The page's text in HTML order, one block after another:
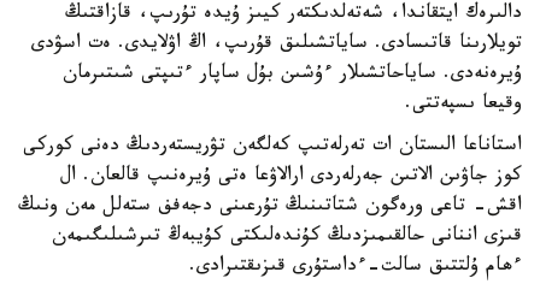
دالىرەك ايتقاندا، شەتەلدىكتەر كيىز ۇيدە تۇرىپ، قازاقتىڭ
تويلارىنا قاتىسادى. ساياتشىلىق قۇرىپ، اڭ اۋلايدى. ەت اسۋدى
ۇيرەنەدى. ساياحاتشىلار ءۇشىن بۇل ساپار ءتىپتى شىتىرمان
وقيعا ىسپەتتى.
استاناعا الىستان ات تەرلەتىپ كەلگەن تۋريستەردىڭ دەنى كوركى
كوز جاۋىن الاتىن جەرلەردى ارالاۋعا ەتى ۇيرەنىپ قالعان. ال
اقش- تاعى ورەگون شتاتىنىڭ تۇرعىنى دجەفف ستەلل مەن ونىڭ
قىزى اننانى حالقىمىزدىڭ كۇندەلىكتى كۇيبەڭ تىرشىلىگىمەن
ءھام ۇلتتىق سالت-ءداستۇرى قىزىقتىرادى.